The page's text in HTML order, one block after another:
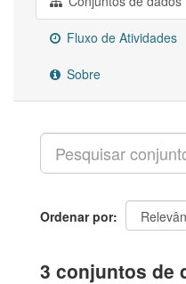
Fluxo de Atividades
Sobre
Ordenar por
3 conjuntos de